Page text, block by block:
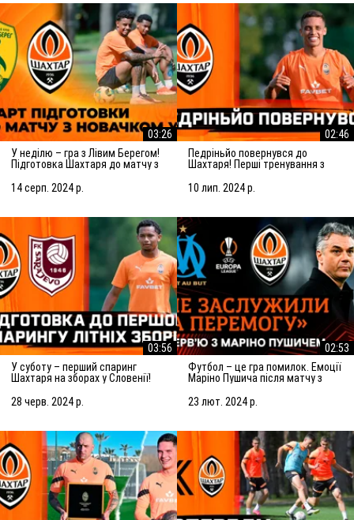
03:26
У неділю – гра з Лівим Берегом!
Підготовка Шахтаря до матчу з
14 серп. 2024 р.
02:46
Педріньйо повернувся до
Шахтаря! Перші тренування з
10 лип. 2024 р.
03:56
У суботу – перший спаринг
Шахтаря на зборах у Словенії!
Сараєвом
28 черв. 2024 р.
02:53
Футбол – це гра помилок. Емоції
Маріно Пушича після матчу з
23 лют. 2024 р.